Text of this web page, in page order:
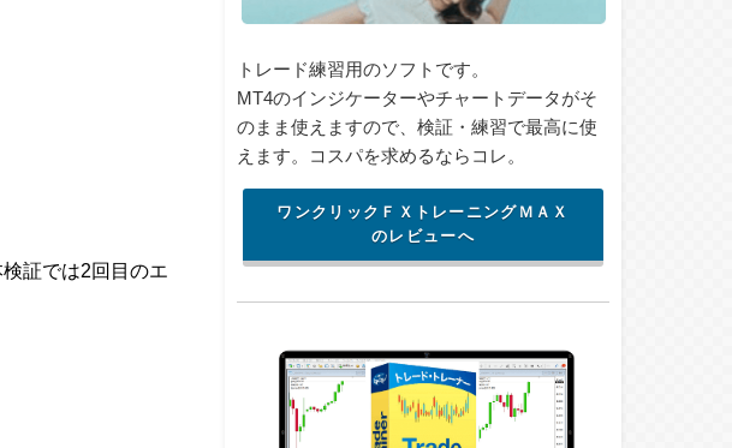
証では2回目のエ
トレード練習用のソフトです。
MT4のインジケーターやチャートデータがそ
のまま使えますので、検証・練習で最高に使
えます。コスパを求めるならコレ。
ワンクリックＦＸトレーニングＭＡＸ
のレビューへ